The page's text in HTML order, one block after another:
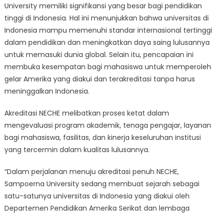
University memiliki signifikansi yang besar bagi pendidikan
tinggi di Indonesia. Hal ini menunjukkan bahwa universitas di
Indonesia mampu memenuhi standar internasional tertinggi
dalam pendidikan dan meningkatkan daya saing lulusannya
untuk memasuki dunia global. Selain itu, pencapaian ini
membuka kesempatan bagi mahasiswa untuk memperoleh
gelar Amerika yang diakui dan terakreditasi tanpa harus
meninggalkan Indonesia.
Akreditasi NECHE melibatkan proses ketat dalam
mengevaluasi program akademik, tenaga pengajar, layanan
bagi mahasiswa, fasilitas, dan kinerja keseluruhan institusi
yang tercermin dalam kualitas lulusannya.
“Dalam perjalanan menuju akreditasi penuh NECHE,
Sampoerna University sedang membuat sejarah sebagai
satu-satunya universitas di Indonesia yang diakui oleh
Departemen Pendidikan Amerika Serikat dan lembaga